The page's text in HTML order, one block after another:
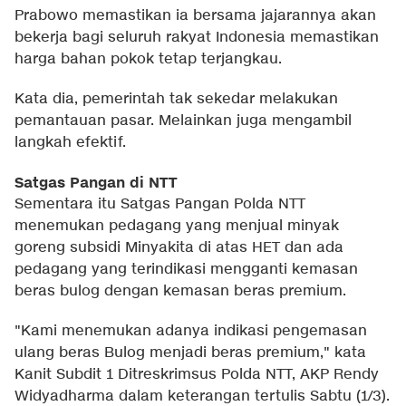
Prabowo memastikan ia bersama jajarannya akan
bekerja bagi seluruh rakyat Indonesia memastikan
harga bahan pokok tetap terjangkau.
Kata dia, pemerintah tak sekedar melakukan
pemantauan pasar. Melainkan juga mengambil
langkah efektif.
Satgas Pangan di NTT
Sementara itu Satgas Pangan Polda NTT
menemukan pedagang yang menjual minyak
goreng subsidi Minyakita di atas HET dan ada
pedagang yang terindikasi mengganti kemasan
beras bulog dengan kemasan beras premium.
"Kami menemukan adanya indikasi pengemasan
ulang beras Bulog menjadi beras premium," kata
Kanit Subdit 1 Ditreskrimsus Polda NTT, AKP Rendy
Widyadharma dalam keterangan tertulis Sabtu (1/3).